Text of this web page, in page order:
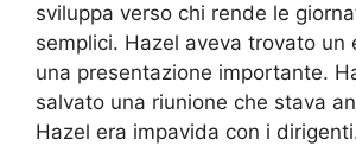
sviluppa verso chi rende le
semplici. Hazel aveva trovato un
una presentazione importante.
salvato una riunione che stava
Hazel era impavida con i